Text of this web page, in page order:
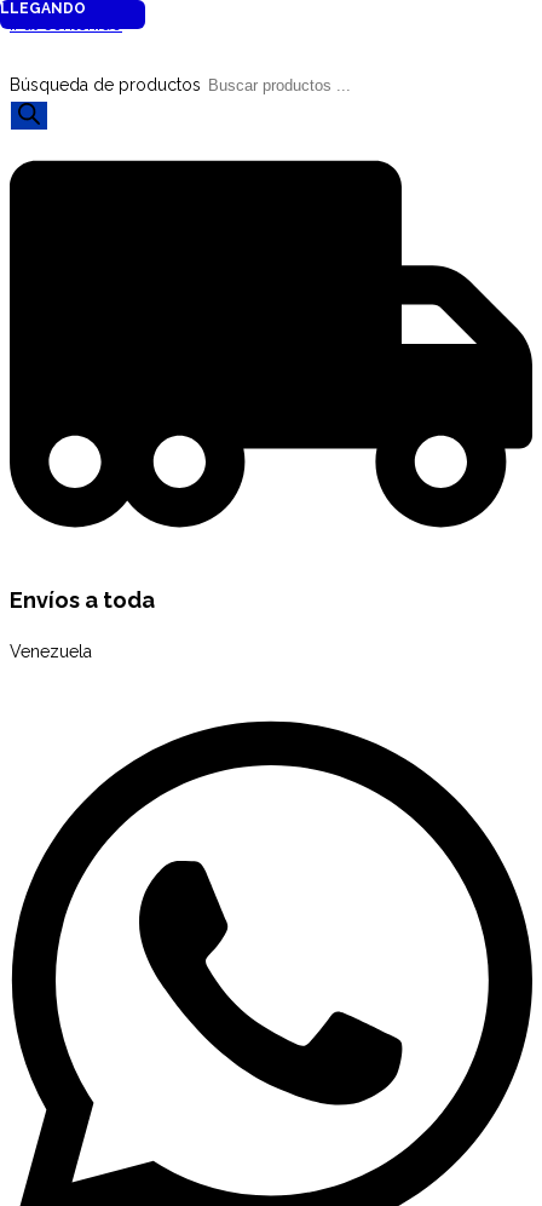
Búsqueda de productos
Envíos a toda
Venezuela
LLEGANDO